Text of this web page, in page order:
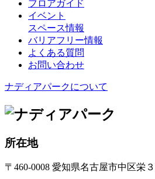
フロアガイド
イベント
スペース情報
バリアフリー情報
よくある質問
お問い合わせ
ナディアパークについて
所在地
〒460-0008 愛知県名古屋市中区栄